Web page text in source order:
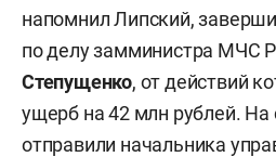
напомнил Липский,
по делу замминистра МЧС
Степущенко, от действий
ущерб на 42 млн рублей.
отправили начальника